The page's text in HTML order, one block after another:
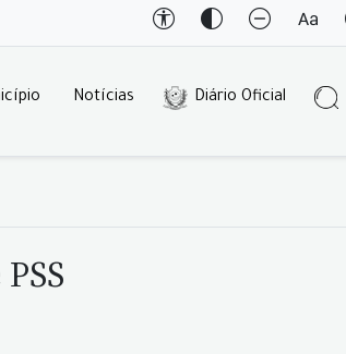
Notícias Diário Oficial